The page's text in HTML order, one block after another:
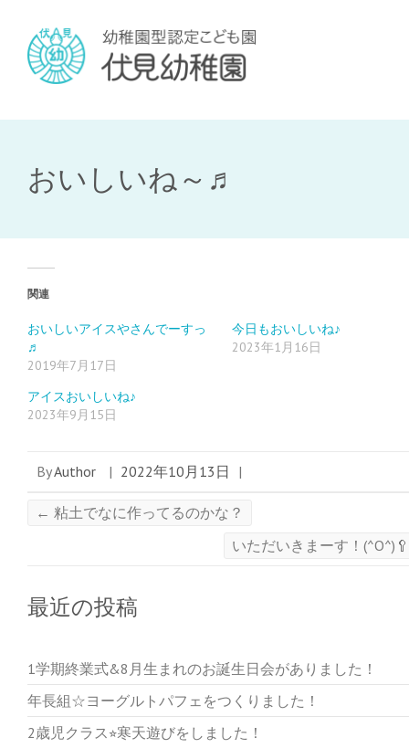
おいしいね～♬
関連
おいしいアイスやさんでーすっ
♬
2019年7月17日
今日もおいしいね♪
2023年1月16日
アイスおいしいね♪
2023年9月15日
ByAuthor | 2022年10月13日 |
← 粘土でなに作ってるのかな？
いただいきまーす！
最近の投稿
1学期終業式&8月生まれのお誕生日会がありました！
年長組☆ヨーグルトパフェをつくりました！
2歳児クラス⭐︎寒天遊びをしました！